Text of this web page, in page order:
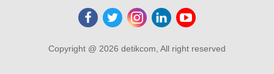
Copyright @ 2026 detikcom, All right reserved